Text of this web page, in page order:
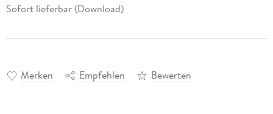
Sofort lieferbar (Download)
Merken Empfehlen Bewerten